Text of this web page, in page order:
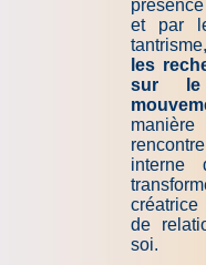
et par
les
sur
interne
de
soi.